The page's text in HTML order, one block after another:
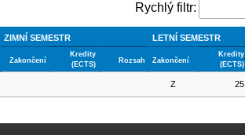
Rychlý filtr:
ZIMNÍ SEMESTR LETNÍ SEMESTR
Zakončení
Kredity
(ECTS)
Rozsah Zakončení
Kredity
(ECTS)
Z 25